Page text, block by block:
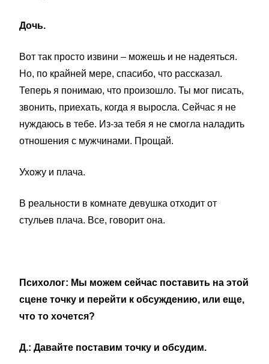
Дочь.
Вот так просто извини – можешь и не надеяться.
Но, по крайней мере, спасибо, что рассказал.
Теперь я понимаю, что произошло. Ты мог писать,
звонить, приехать, когда я выросла. Сейчас я не
нуждаюсь в тебе. Из-за тебя я не смогла наладить
отношения с мужчинами. Прощай.
Ухожу и плача.
В реальности в комнате девушка отходит от
стульев плача. Все, говорит она.
Психолог: Мы можем сейчас поставить на этой
сцене точку и перейти к обсуждению, или еще,
что то хочется?
Д.: Давайте поставим точку и обсудим.